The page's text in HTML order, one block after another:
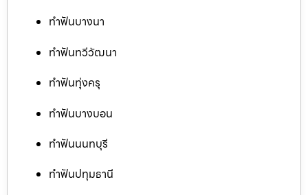
ทำฟันบางนา
ทำฟันทวีวัฒนา
ทำฟันทุ่งครุ
ทำฟันบางบอน
ทำฟันนนทบุรี
ทำฟันปทุมธานี